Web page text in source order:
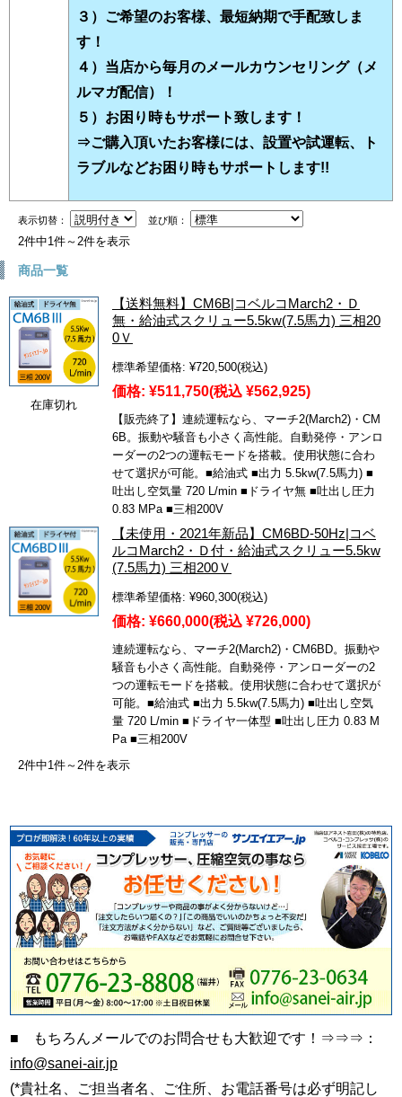
３）ご希望のお客様、最短納期で手配致しま
す！
４）当店から毎月のメールカウンセリング（メ
ルマガ配信）！
５）お困り時もサポート致します！
⇒ご購入頂いたお客様には、設置や試運転、ト
ラブルなどお困り時もサポートします!!
表示切替： 並び順：
2件中1件～2件を表示
商品一覧
在庫切れ
【送料無料】CM6B|コベルコMarch2・Ｄ
無・給油式スクリュー5.5kw(7.5馬力) 三相20
0Ｖ
標準希望価格: ¥720,500(税込)
価格: ¥511,750(税込 ¥562,925)
【販売終了】連続運転なら、マーチ2(March2)・CM
6B。振動や騒音も小さく高性能。自動発停・アンロ
ーダーの2つの運転モードを搭載。使用状態に合わ
せて選択が可能。■給油式 ■出力 5.5kw(7.5馬力) ■
吐出し空気量 720 L/min ■ドライヤ無 ■吐出し圧力
0.83 MPa ■三相200V
【未使用・2021年新品】CM6BD-50Hz|コベ
ルコMarch2・Ｄ付・給油式スクリュー5.5kw
(7.5馬力) 三相200Ｖ
標準希望価格: ¥960,300(税込)
価格: ¥660,000(税込 ¥726,000)
連続運転なら、マーチ2(March2)・CM6BD。振動や
騒音も小さく高性能。自動発停・アンローダーの2
つの運転モードを搭載。使用状態に合わせて選択が
可能。■給油式 ■出力 5.5kw(7.5馬力) ■吐出し空気
量 720 L/min ■ドライヤ一体型 ■吐出し圧力 0.83 M
Pa ■三相200V
2件中1件～2件を表示
■ もちろんメールでのお問合せも大歓迎です！⇒⇒⇒：
info@sanei-air.jp
(*貴社名、ご担当者名、ご住所、お電話番号は必ず明記し